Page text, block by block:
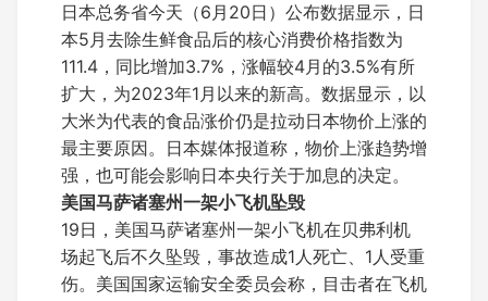
日本总务省今天（6月20日）公布数据显示，日
本5月去除生鲜食品后的核心消费价格指数为
111.4，同比增加3.7%，涨幅较4月的3.5%有所
扩大，为2023年1月以来的新高。数据显示，以
大米为代表的食品涨价仍是拉动日本物价上涨的
最主要原因。日本媒体报道称，物价上涨趋势增
强，也可能会影响日本央行关于加息的决定。
美国马萨诸塞州一架小飞机坠毁
19日，美国马萨诸塞州一架小飞机在贝弗利机
场起飞后不久坠毁，事故造成1人死亡、1人受重
伤。美国国家运输安全委员会称，目击者在飞机